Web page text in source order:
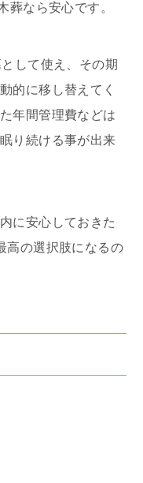
葬なら安心です。
して使え、その期
的に移し替えてく
年間管理費などは
り続ける事が出来
に安心しておきた
高の選択肢になるの